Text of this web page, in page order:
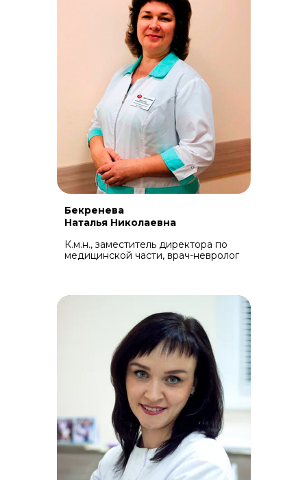
Бекренева
Наталья Николаевна
К.м.н., заместитель директора по
медицинской части, врач-невролог